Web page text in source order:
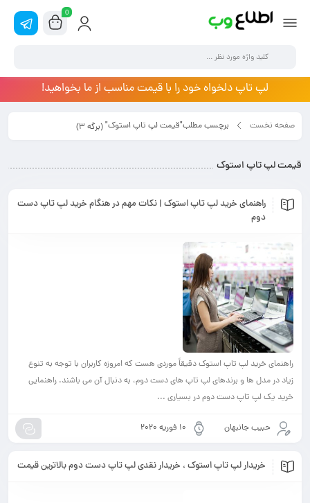
0
لپ تاپ دلخواه خود را با قیمت مناسب از ما بخواهید!
صفحه نخست برچسب مطلب"قیمت لپ تاپ استوک"(برگه 3)
قیمت لپ تاپ استوک
راهنمای خرید لپ تاپ استوک | نکات مهم در هنگام خرید لپ تاپ دست
دوم
راهنمای خرید لپ تاپ استوک دقیقاً موردی هست که امروزه کاربران با توجه به تنوع
زیاد در مدل ها و برندهای لپ تاپ های دست دوم، به دنبال آن می باشند. راهنمایی
خرید یک لپ‌ تاپ دست دوم در بسیاری ...
حبیب جانبهان 10 فوریه 2020
خریدار لپ تاپ استوک ، خریدار نقدی لپ تاپ دست دوم بالاترین قیمت